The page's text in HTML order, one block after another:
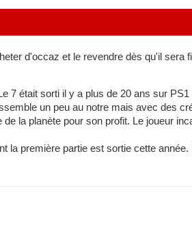
d'occaz et le revendre dès qu'il
7 était sorti il y a plus de 20 ans sur
un peu au notre mais avec des
la planète pour son profit. Le joueur
la première partie est sortie cette